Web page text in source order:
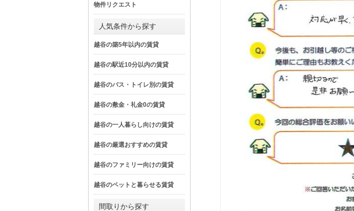
物件リクエスト
人気条件から探す
越谷の築5年以内の賃貸
越谷の駅近10分以内の賃貸
越谷のバス・トイレ別の賃貸
越谷の敷金・礼金0の賃貸
越谷の一人暮らし向けの賃貸
越谷の厳選おすすめの賃貸
越谷のファミリー向けの賃貸
越谷のペットと暮らせる賃貸
間取りから探す